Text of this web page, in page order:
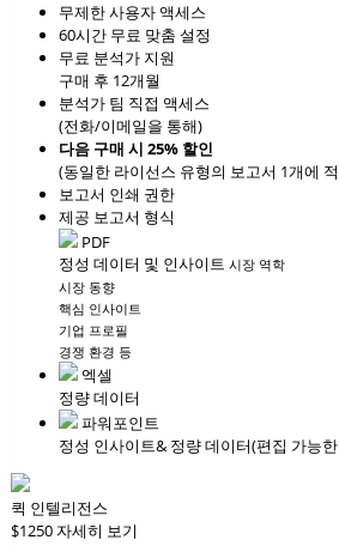
무제한 사용자 액세스
60시간 무료 맞춤 설정
무료 분석가 지원
구매 후 12개월
분석가 팀 직접 액세스
(전화/이메일을 통해)
다음 구매 시 25% 할인
(동일한 라이선스 유형의 보고서 1개에
보고서 인쇄 권한
제공 보고서 형식
PDF
정성 데이터 및 인사이트 시장 역학
시장 동향
핵심 인사이트
기업 프로필
경쟁 환경 등
엑셀
정량 데이터
파워포인트
정성 인사이트& 정량 데이터(편집 가능
퀵 인텔리전스
$1250자세히 보기